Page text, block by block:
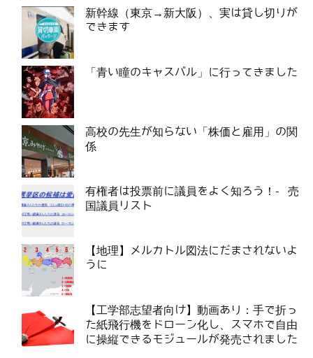
新幹線（東京→新大阪）、実は貸し切りが
できます
「青い瞳のキャスバル」に行ってきました
高校の先生が知らない「株価と雇用」の関
係
有権者は投票前に議員をよく知ろう！- 売
国議員リスト
【地理】メルカトル図法にだまされないよ
うに
【工学部志望者向け】動画あり：手で折っ
た紙飛行機をドローン化し、スマホで自由
に操縦できるモジュールが発売されました